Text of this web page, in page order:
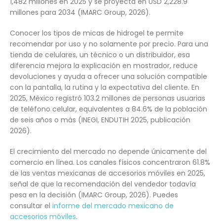
millones para 2034 (IMARC Group, 2026).
Conocer los tipos de micas de hidrogel te permite
recomendar por uso y no solamente por precio. Para una
tienda de celulares, un técnico o un distribuidor, esa
diferencia mejora la explicación en mostrador, reduce
devoluciones y ayuda a ofrecer una solución compatible
con la pantalla, la rutina y la expectativa del cliente. En
2025, México registró 103.2 millones de personas usuarias
de teléfono celular, equivalentes a 84.6% de la población
de seis años o más (INEGI, ENDUTIH 2025, publicación
2026).
El crecimiento del mercado no depende únicamente del
comercio en línea. Los canales físicos concentraron 61.8%
de las ventas mexicanas de accesorios móviles en 2025,
señal de que la recomendación del vendedor todavía
pesa en la decisión (IMARC Group, 2026). Puedes
consultar el informe del mercado mexicano de
accesorios móviles.